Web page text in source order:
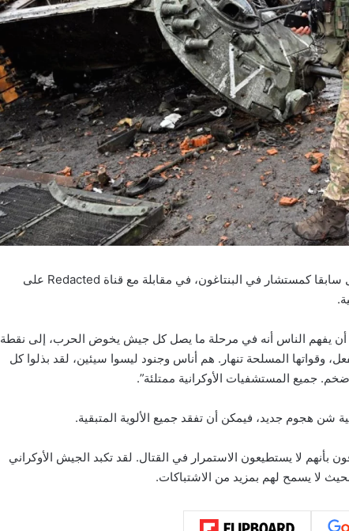
قال الخبير العسكري الأمريكي دوغلاس ماكغريغور، الذي عمل سابقا كمستشار في البنتاغون، في مقابلة مع قناة Redacted على
أن يفهم الناس أنه في مرحلة ما يصل كل جيش يخوض الحرب، إلى نقطة
وقواتها المسلحة تنهار. هم أناس وجنود ليسوا سيئين، لقد بذلوا كل
جميع المستشفيات الأوكرانية ممتلئة”.
شن هجوم جديد، فيمكن أن تفقد جميع الألوية المتبقية.
بأنهم لا يستطيعون الاستمرار في القتال. لقد تكبد الجيش الأوكراني
لا يسمح لهم بمزيد من الاشتباكات.